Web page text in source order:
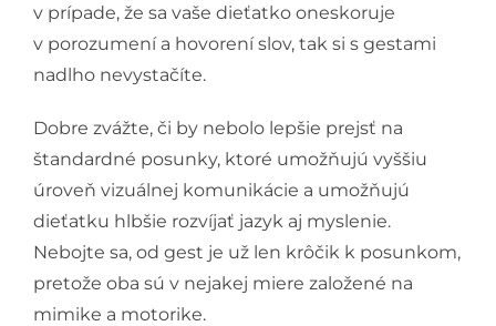
v prípade, že sa vaše dieťatko oneskoruje
v porozumení a hovorení slov, tak si s gestami
nadlho nevystačíte.
Dobre zvážte, či by nebolo lepšie prejsť na
štandardné posunky, ktoré umožňujú vyššiu
úroveň vizuálnej komunikácie a umožňujú
dieťatku hlbšie rozvíjať jazyk aj myslenie.
Nebojte sa, od gest je už len krôčik k posunkom,
pretože oba sú v nejakej miere založené na
mimike a motorike.